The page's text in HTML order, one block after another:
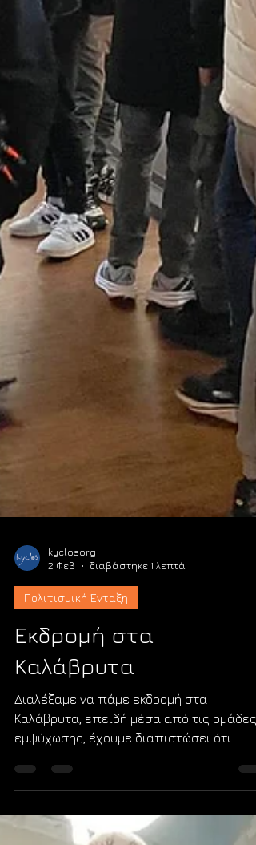
kyclosorg
2 Φεβ
Πολιτισμική Ένταξη
Εκδρομή στα
Καλάβρυτα
Διαλέξαμε να πάμε εκδρομή στα
Καλάβρυτα, επειδή μέσα από τις ομάδες